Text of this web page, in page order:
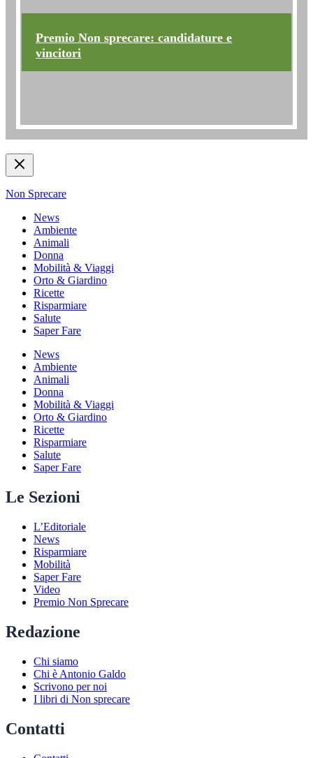
Premio Non sprecare: candidature e
vincitori
Non Sprecare
News
Ambiente
Animali
Donna
Mobilità & Viaggi
Orto & Giardino
Ricette
Risparmiare
Salute
Saper Fare
News
Ambiente
Animali
Donna
Mobilità & Viaggi
Orto & Giardino
Ricette
Risparmiare
Salute
Saper Fare
Le Sezioni
L’Editoriale
News
Risparmiare
Mobilità
Saper Fare
Video
Premio Non Sprecare
Redazione
Chi siamo
Chi è Antonio Galdo
Scrivono per noi
I libri di Non sprecare
Contatti